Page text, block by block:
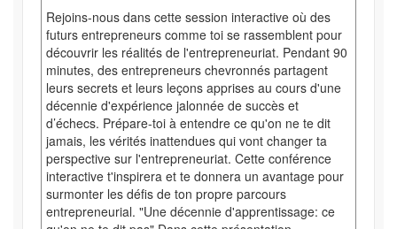
Rejoins-nous dans cette session interactive où des
futurs entrepreneurs comme toi se rassemblent pour
découvrir les réalités de l'entrepreneuriat. Pendant 90
minutes, des entrepreneurs chevronnés partagent
leurs secrets et leurs leçons apprises au cours d'une
décennie d'expérience jalonnée de succès et
d’échecs. Prépare-toi à entendre ce qu'on ne te dit
jamais, les vérités inattendues qui vont changer ta
perspective sur l'entrepreneuriat. Cette conférence
interactive t'inspirera et te donnera un avantage pour
surmonter les défis de ton propre parcours
entrepreneurial. "Une décennie d'apprentissage: ce